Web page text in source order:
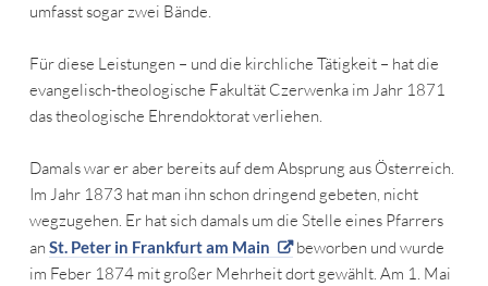
umfasst sogar zwei Bände.
Für diese Leistungen – und die kirchliche Tätigkeit – hat die
evangelisch-theologische Fakultät Czerwenka im Jahr 1871
das theologische Ehrendoktorat verliehen.
Damals war er aber bereits auf dem Absprung aus Österreich.
Im Jahr 1873 hat man ihn schon dringend gebeten, nicht
wegzugehen. Er hat sich damals um die Stelle eines Pfarrers
an St. Peter in Frankfurt am Main
beworben und wurde
im Feber 1874 mit großer Mehrheit dort gewählt. Am 1. Mai